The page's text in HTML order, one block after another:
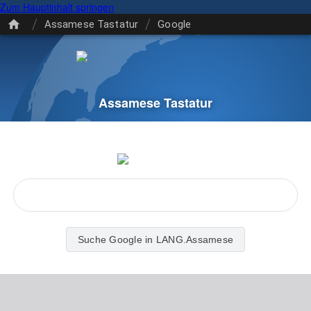
Zum Hauptinhalt springen
/ Assamese Tastatur / Google
Assamese Tastatur
Suche Google in LANG.Assamese